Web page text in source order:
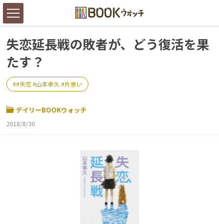
失恋延長戦の敗者が、どう復活を果
たす？
#失恋 #山本幸久 #片思い
デイリーBOOKウォッチ
2018/8/30